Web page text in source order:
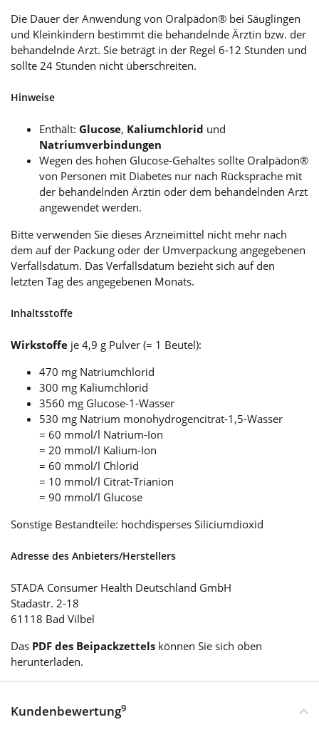
Die Dauer der Anwendung von Oralpädon® bei Säuglingen
und Kleinkindern bestimmt die behandelnde Ärztin bzw. der
behandelnde Arzt. Sie beträgt in der Regel 6-12 Stunden und
sollte 24 Stunden nicht überschreiten.
Hinweise
Enthält: Glucose, Kaliumchlorid und
Natriumverbindungen
Wegen des hohen Glucose-Gehaltes sollte Oralpädon®
von Personen mit Diabetes nur nach Rücksprache mit
der behandelnden Ärztin oder dem behandelnden Arzt
angewendet werden.
Bitte verwenden Sie dieses Arzneimittel nicht mehr nach
dem auf der Packung oder der Umverpackung angegebenen
Verfallsdatum. Das Verfallsdatum bezieht sich auf den
letzten Tag des angegebenen Monats.
Inhaltsstoffe
Wirkstoffe je 4,9 g Pulver (= 1 Beutel):
470 mg Natriumchlorid
300 mg Kaliumchlorid
3560 mg Glucose-1-Wasser
530 mg Natrium monohydrogencitrat-1,5-Wasser
= 60 mmol/l Natrium-Ion
= 20 mmol/l Kalium-Ion
= 60 mmol/l Chlorid
= 10 mmol/l Citrat-Trianion
= 90 mmol/l Glucose
Sonstige Bestandteile: hochdisperses Siliciumdioxid
Adresse des Anbieters/Herstellers
STADA Consumer Health Deutschland GmbH
Stadastr. 2-18
61118 Bad Vilbel
Das PDF des Beipackzettels können Sie sich oben
herunterladen.
Kundenbewertung9